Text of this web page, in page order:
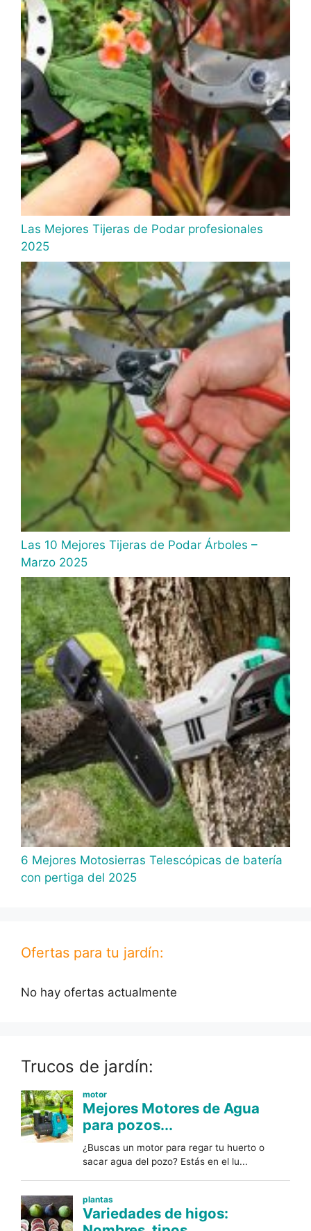
Las Mejores Tijeras de Podar profesionales
2025
Las 10 Mejores Tijeras de Podar Árboles –
Marzo 2025
6 Mejores Motosierras Telescópicas de batería
con pertiga del 2025
Ofertas para tu jardín:
No hay ofertas actualmente
Trucos de jardín: